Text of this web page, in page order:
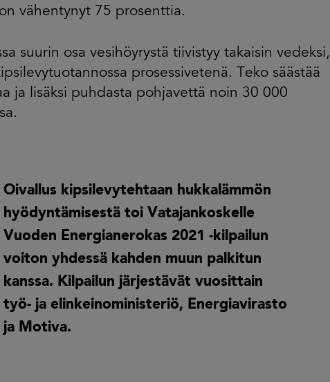
vähentynyt 75 prosenttia.
suurin osa vesihöyrystä tiivistyy takaisin vedeksi,
prosessivetenä. Teko säästää
ja lisäksi puhdasta pohjavettä noin 30 000
Oivallus kipsilevytehtaan hukkalämmön
hyödyntämisestä toi Vatajankoskelle
Vuoden Energianerokas 2021 -kilpailun
voiton yhdessä kahden muun palkitun
kanssa. Kilpailun järjestävät vuosittain
työ- ja elinkeinoministeriö, Energiavirasto
ja Motiva.